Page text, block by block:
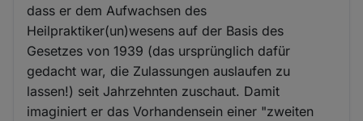
dass er dem Aufwachsen des
Heilpraktiker(un)wesens auf der Basis des
Gesetzes von 1939 (das ursprünglich dafür
gedacht war, die Zulassungen auslaufen zu
lassen!) seit Jahrzehnten zuschaut. Damit
imaginiert er das Vorhandensein einer "zweiten